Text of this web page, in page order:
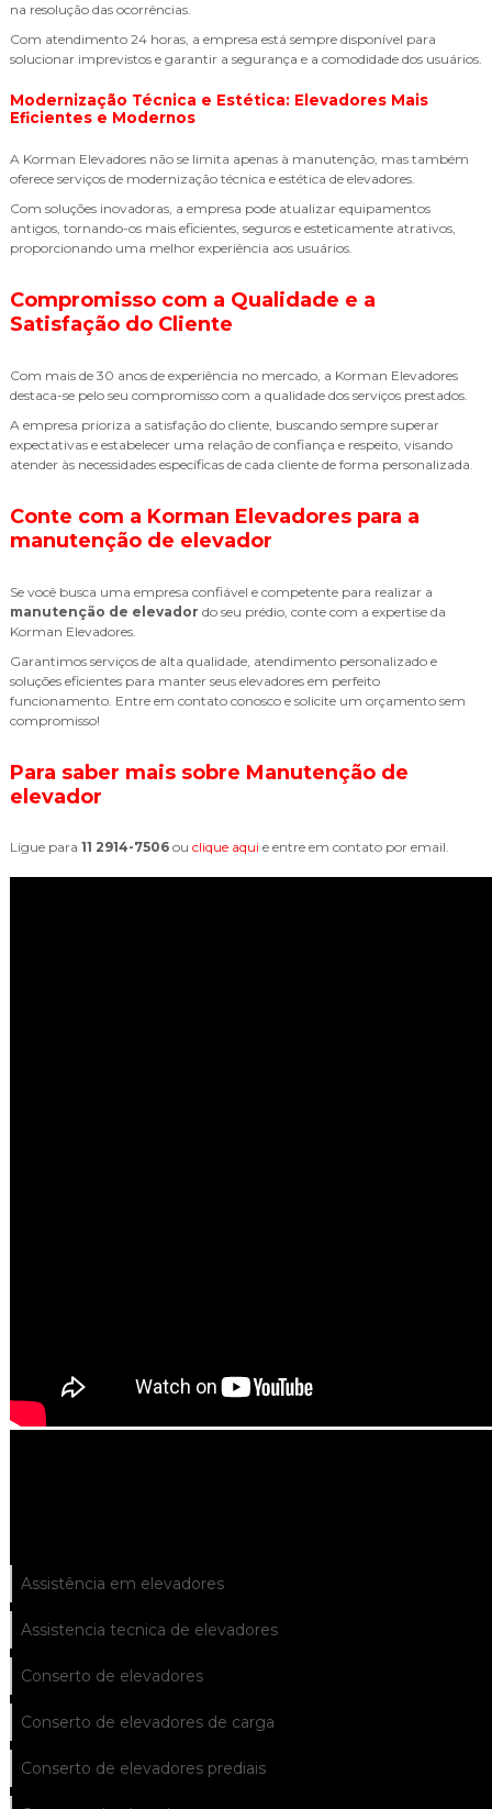
na resolução das ocorrências.
Com atendimento 24 horas, a empresa está sempre disponível para
solucionar imprevistos e garantir a segurança e a comodidade dos usuários.
Modernização Técnica e Estética: Elevadores Mais
Eficientes e Modernos
A Korman Elevadores não se limita apenas à manutenção, mas também
oferece serviços de modernização técnica e estética de elevadores.
Com soluções inovadoras, a empresa pode atualizar equipamentos
antigos, tornando-os mais eficientes, seguros e esteticamente atrativos,
proporcionando uma melhor experiência aos usuários.
Compromisso com a Qualidade e a
Satisfação do Cliente
Com mais de 30 anos de experiência no mercado, a Korman Elevadores
destaca-se pelo seu compromisso com a qualidade dos serviços prestados.
A empresa prioriza a satisfação do cliente, buscando sempre superar
expectativas e estabelecer uma relação de confiança e respeito, visando
atender às necessidades específicas de cada cliente de forma personalizada.
Conte com a Korman Elevadores para a
manutenção de elevador
Se você busca uma empresa confiável e competente para realizar a
manutenção de elevador do seu prédio, conte com a expertise da
Korman Elevadores.
Garantimos serviços de alta qualidade, atendimento personalizado e
soluções eficientes para manter seus elevadores em perfeito
funcionamento. Entre em contato conosco e solicite um orçamento sem
compromisso!
Para saber mais sobre Manutenção de
elevador
Ligue para 11 2914-7506 ou clique aqui e entre em contato por email.
Assistência em elevadores
Assistencia tecnica de elevadores
Conserto de elevadores
Conserto de elevadores de carga
Conserto de elevadores prediais